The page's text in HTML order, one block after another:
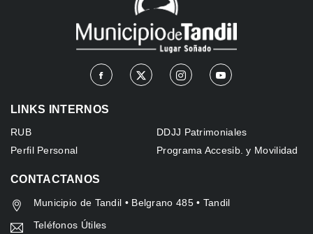
LINKS INTERNOS
RUB
DDJJ Patrimoniales
Perfil Personal
Programa Accesib. y Movilidad
CONTACTANOS
Municipio de Tandil • Belgrano 485 • Tandil
Teléfonos Útiles